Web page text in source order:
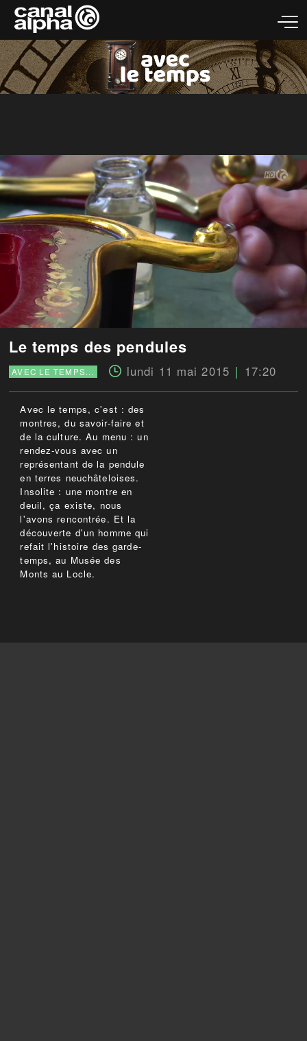
Le temps des pendules
AVEC LE TEMPS... lundi 11 mai 2015 17:20
Avec le temps, c'est : des
montres, du savoir-faire et
de la culture. Au menu : un
rendez-vous avec un
représentant de la pendule
en terres neuchâteloises.
Insolite : une montre en
deuil, ça existe, nous
l'avons rencontrée. Et la
découverte d'un homme qui
refait l'histoire des garde-
temps, au Musée des
Monts au Locle.